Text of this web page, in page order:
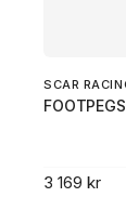
SCAR
3 169 kr